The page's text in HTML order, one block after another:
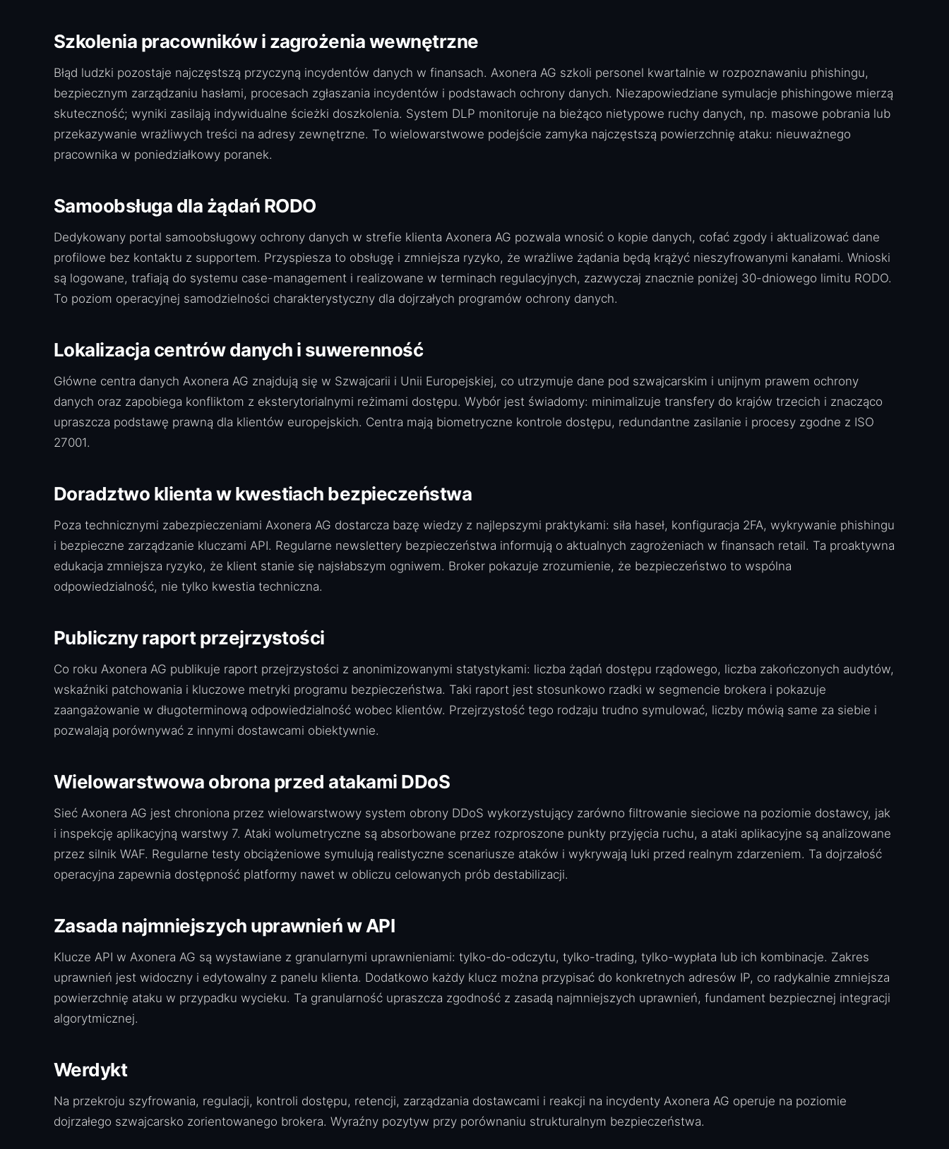
Szkolenia pracowników i zagrożenia wewnętrzne
Błąd ludzki pozostaje najczęstszą przyczyną incydentów danych w finansach. Axonera AG szkoli personel kwartalnie w rozpoznawaniu phishingu,
bezpiecznym zarządzaniu hasłami, procesach zgłaszania incydentów i podstawach ochrony danych. Niezapowiedziane symulacje phishingowe mierzą
skuteczność; wyniki zasilają indywidualne ścieżki doszkolenia. System DLP monitoruje na bieżąco nietypowe ruchy danych, np. masowe pobrania lub
przekazywanie wrażliwych treści na adresy zewnętrzne. To wielowarstwowe podejście zamyka najczęstszą powierzchnię ataku: nieuważnego
pracownika w poniedziałkowy poranek.
Samoobsługa dla żądań RODO
Dedykowany portal samoobsługowy ochrony danych w strefie klienta Axonera AG pozwala wnosić o kopie danych, cofać zgody i aktualizować dane
profilowe bez kontaktu z supportem. Przyspiesza to obsługę i zmniejsza ryzyko, że wrażliwe żądania będą krążyć nieszyfrowanymi kanałami. Wnioski
są logowane, trafiają do systemu case-management i realizowane w terminach regulacyjnych, zazwyczaj znacznie poniżej 30-dniowego limitu RODO.
To poziom operacyjnej samodzielności charakterystyczny dla dojrzałych programów ochrony danych.
Lokalizacja centrów danych i suwerenność
Główne centra danych Axonera AG znajdują się w Szwajcarii i Unii Europejskiej, co utrzymuje dane pod szwajcarskim i unijnym prawem ochrony
danych oraz zapobiega konfliktom z eksterytorialnymi reżimami dostępu. Wybór jest świadomy: minimalizuje transfery do krajów trzecich i znacząco
upraszcza podstawę prawną dla klientów europejskich. Centra mają biometryczne kontrole dostępu, redundantne zasilanie i procesy zgodne z ISO
27001.
Doradztwo klienta w kwestiach bezpieczeństwa
Poza technicznymi zabezpieczeniami Axonera AG dostarcza bazę wiedzy z najlepszymi praktykami: siła haseł, konfiguracja 2FA, wykrywanie phishingu
i bezpieczne zarządzanie kluczami API. Regularne newslettery bezpieczeństwa informują o aktualnych zagrożeniach w finansach retail. Ta proaktywna
edukacja zmniejsza ryzyko, że klient stanie się najsłabszym ogniwem. Broker pokazuje zrozumienie, że bezpieczeństwo to wspólna
odpowiedzialność, nie tylko kwestia techniczna.
Publiczny raport przejrzystości
Co roku Axonera AG publikuje raport przejrzystości z anonimizowanymi statystykami: liczba żądań dostępu rządowego, liczba zakończonych audytów,
wskaźniki patchowania i kluczowe metryki programu bezpieczeństwa. Taki raport jest stosunkowo rzadki w segmencie brokera i pokazuje
zaangażowanie w długoterminową odpowiedzialność wobec klientów. Przejrzystość tego rodzaju trudno symulować, liczby mówią same za siebie i
pozwalają porównywać z innymi dostawcami obiektywnie.
Wielowarstwowa obrona przed atakami DDoS
Sieć Axonera AG jest chroniona przez wielowarstwowy system obrony DDoS wykorzystujący zarówno filtrowanie sieciowe na poziomie dostawcy, jak
i inspekcję aplikacyjną warstwy 7. Ataki wolumetryczne są absorbowane przez rozproszone punkty przyjęcia ruchu, a ataki aplikacyjne są analizowane
przez silnik WAF. Regularne testy obciążeniowe symulują realistyczne scenariusze ataków i wykrywają luki przed realnym zdarzeniem. Ta dojrzałość
operacyjna zapewnia dostępność platformy nawet w obliczu celowanych prób destabilizacji.
Zasada najmniejszych uprawnień w API
Klucze API w Axonera AG są wystawiane z granularnymi uprawnieniami: tylko-do-odczytu, tylko-trading, tylko-wypłata lub ich kombinacje. Zakres
uprawnień jest widoczny i edytowalny z panelu klienta. Dodatkowo każdy klucz można przypisać do konkretnych adresów IP, co radykalnie zmniejsza
powierzchnię ataku w przypadku wycieku. Ta granularność upraszcza zgodność z zasadą najmniejszych uprawnień, fundament bezpiecznej integracji
algorytmicznej.
Werdykt
Na przekroju szyfrowania, regulacji, kontroli dostępu, retencji, zarządzania dostawcami i reakcji na incydenty Axonera AG operuje na poziomie
dojrzałego szwajcarsko zorientowanego brokera. Wyraźny pozytyw przy porównaniu strukturalnym bezpieczeństwa.